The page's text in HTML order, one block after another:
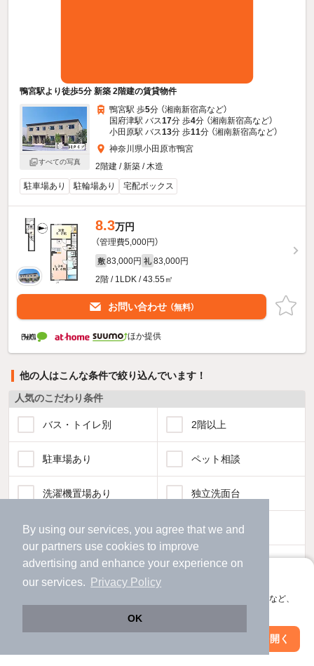
By using our services, you agree that we and
our partners use cookies to improve
advertising and enhance your experience on
our services.
Privacy Policy
OK
アプリに切り替えて、サクサクお部屋探し
会員登録なしですぐ使える。マップ検索やお気に入り保存など、
アプリを開く
鴨宮駅より徒歩5分 新築 2階建の賃貸物件
すべての写真
鴨宮駅 歩5分 （湘南新宿高など）
国府津駅 バス17分 歩4分 （湘南新宿高など）
小田原駅 バス13分 歩11分 （湘南新宿高など）
神奈川県小田原市鴨宮
2階建 / 新築 / 木造
駐車場あり
駐輪場あり 宅配ボックス
8.3万円
（管理費5,000円）
敷 83,000円 礼 83,000円
2階 / 1LDK / 43.55㎡
お問い合わせ （無料）
ほか提供
他の人はこんな条件で絞り込んでいます！
人気のこだわり条件
バス・トイレ別 2階以上
駐車場あり ペット相談
洗濯機置場あり 独立洗面台
エアコンあり 都市ガス
温水洗浄便座 オートロック
TV付インターホン 角部屋
絞り込み条件を変更